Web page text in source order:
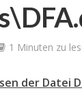
1 Minuten zu
der Datei